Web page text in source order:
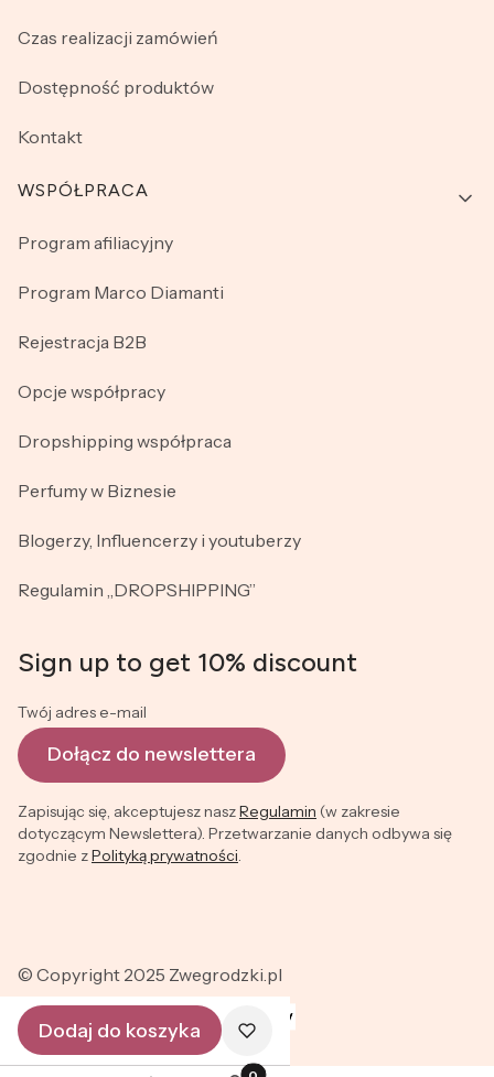
Czas realizacji zamówień
Dostępność produktów
Kontakt
WSPÓŁPRACA
Program afiliacyjny
Program Marco Diamanti
Rejestracja B2B
Opcje współpracy
Dropshipping współpraca
Perfumy w Biznesie
Blogerzy, Influencerzy i youtuberzy
Regulamin „DROPSHIPPING”
Sign up to get 10% discount
Twój adres e-mail
Dołącz do newslettera
Zapisując się, akceptujesz naszRegulamin (w zakresie
dotyczącym Newslettera). Przetwarzanie danych odbywa się
zgodnie zPolityką prywatności
© Copyright 2025 Zwegrodzki.pl
Dodaj do koszyka